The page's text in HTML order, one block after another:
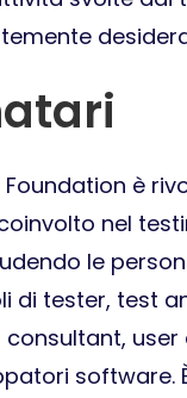
Foundation è
nel
le
di tester, test
consultant,
software.